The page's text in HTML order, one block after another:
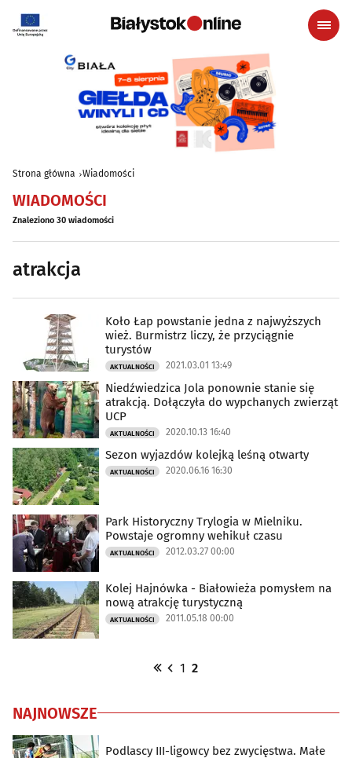
Strona główna Wiadomości
WIADOMOŚCI
Znaleziono 30 wiadomości
atrakcja
Koło Łap powstanie jedna z najwyższych
wież. Burmistrz liczy, że przyciągnie
turystów
AKTUALNOŚCI 2021.03.01 13:49
Niedźwiedzica Jola ponownie stanie się
atrakcją. Dołączyła do wypchanych zwierząt
UCP
AKTUALNOŚCI 2020.10.13 16:40
Sezon wyjazdów kolejką leśną otwarty
AKTUALNOŚCI 2020.06.16 16:30
Park Historyczny Trylogia w Mielniku.
Powstaje ogromny wehikuł czasu
AKTUALNOŚCI 2012.03.27 00:00
Kolej Hajnówka - Białowieża pomysłem na
nową atrakcję turystyczną
AKTUALNOŚCI 2011.05.18 00:00
1 2
NAJNOWSZE
Podlascy III-ligowcy bez zwycięstwa. Małe